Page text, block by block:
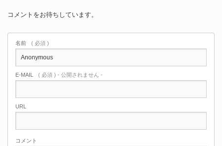
コメントをお待ちしています。
名前 ( 必須 )
E-MAIL ( 必須 ) - 公開されません -
URL
コメント